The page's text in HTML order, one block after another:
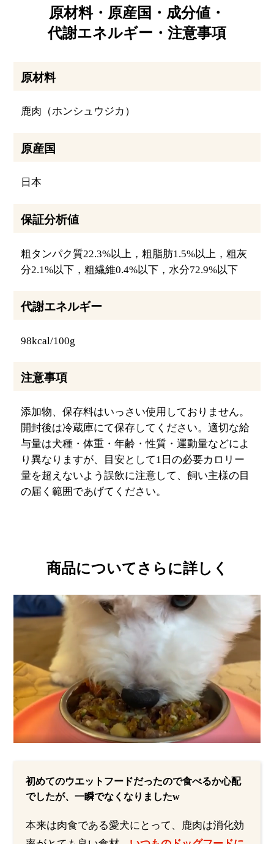
原材料・原産国・成分値・
代謝エネルギー・注意事項
原材料
鹿肉（ホンシュウジカ）
原産国
日本
保証分析値
粗タンパク質22.3%以上，粗脂肪1.5%以上，粗灰
分2.1%以下，粗繊維0.4%以下，水分72.9%以下
代謝エネルギー
98kcal/100g
注意事項
添加物、保存料はいっさい使用しておりません。
開封後は冷蔵庫にて保存してください。適切な給
与量は犬種・体重・年齢・性質・運動量などによ
り異なりますが、目安として1日の必要カロリー
量を超えないよう誤飲に注意して、飼い主様の目
の届く範囲であげてください。
商品についてさらに詳しく
初めてのウエットフードだったので食べるか心配
でしたが、一瞬でなくなりましたw
本来は肉食である愛犬にとって、鹿肉は消化効